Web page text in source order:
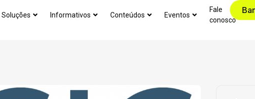
Soluções Informativos Conteúdos Eventos
Fale
conosco